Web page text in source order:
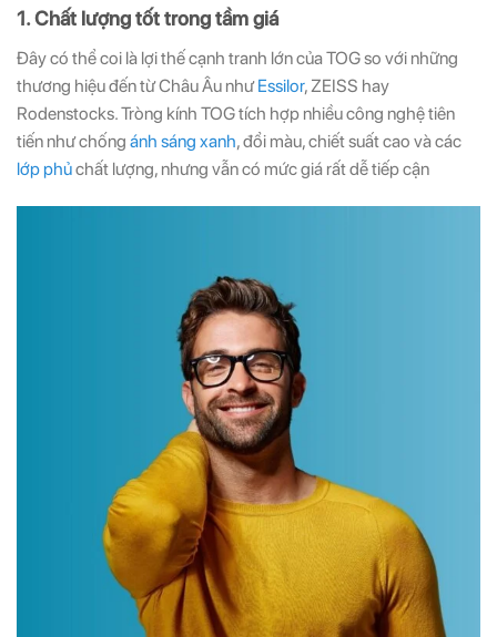
1. Chất lượng tốt trong tầm giá
Đây có thể coi là lợi thế cạnh tranh lớn của TOG so với những
thương hiệu đến từ Châu Âu nhưEssilor, ZEISS hay
Rodenstocks. Tròng kính TOG tích hợp nhiều công nghệ tiên
tiến như chống ánh sáng xanh, đổi màu, chiết suất cao và các
lớp phủchất lượng, nhưng vẫn có mức giá rất dễ tiếp cận